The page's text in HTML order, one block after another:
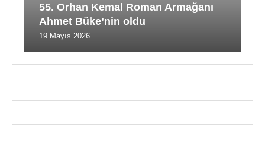
55. Orhan Kemal Roman Armağanı
Ahmet Büke’nin oldu
19 Mayıs 2026